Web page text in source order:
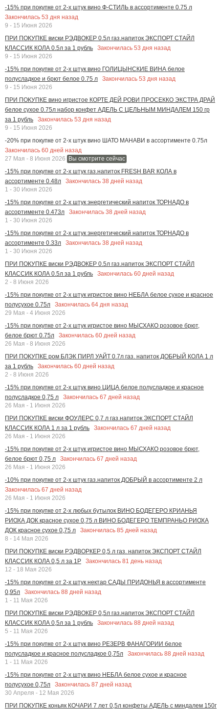
-15% при покупке от 2-х штук вино Ф-СТИЛЬ в ассортименте 0.75 л
Закончилась 53 дня назад
9 - 15 Июня 2026
ПРИ ПОКУПКЕ виски РЭДВОКЕР 0.5л газ.напиток ЭКСПОРТ СТАЙЛ
КЛАССИК КОЛА 0.5л за 1 рубль
Закончилась 53 дня назад
9 - 15 Июня 2026
-15% при покупке от 2-х штук вино ГОЛИЦЫНСКИЕ ВИНА белое
полусладкое и брют белое 0.75 л
Закончилась 53 дня назад
9 - 15 Июня 2026
ПРИ ПОКУПКЕ вино игристое КОРТЕ ДЕЙ РОВИ ПРОСЕККО ЭКСТРА ДРАЙ
белое сухое 0.75л набор конфет АДЕЛЬ С ЦЕЛЬНЫМ МИНДАЛЕМ 150 гр
за 1 рубль
Закончилась 53 дня назад
9 - 15 Июня 2026
-20% при покупке от 2-х штук вино ШАТО МАНАВИ в ассортименте 0.75л
Закончилась 60 дней назад
27 Мая - 8 Июня 2026
Вы смотрите сейчас
-15% при покупке от 2-х штук газ.напиток FRESH BAR КОЛА в
ассортименте 0.48л
Закончилась 38 дней назад
1 - 30 Июня 2026
-15% при покупке от 2-х штук энергетический напиток ТОРНАДО в
ассортименте 0.473л
Закончилась 38 дней назад
1 - 30 Июня 2026
-15% при покупке от 2-х штук энергетический напиток ТОРНАДО в
ассортименте 0.33л
Закончилась 38 дней назад
1 - 30 Июня 2026
ПРИ ПОКУПКЕ виски РЭДВОКЕР 0.5л газ.напиток ЭКСПОРТ СТАЙЛ
КЛАССИК КОЛА 0.5л за 1 рубль
Закончилась 60 дней назад
2 - 8 Июня 2026
-15% при покупке от 2-х штук игристое вино НЕБЛА белое сухое и красное
полусухое 0.75л
Закончилась 64 дня назад
29 Мая - 4 Июня 2026
-15% при покупке от 2-х штук игристое вино МЫСХАКО розовое брют,
белое брют 0.75л
Закончилась 60 дней назад
26 Мая - 8 Июня 2026
ПРИ ПОКУПКЕ ром БЛЭК ПИРЛ УАЙТ 0.7л газ. напиток ДОБРЫЙ КОЛА 1 л
за 1 рубль
Закончилась 60 дней назад
2 - 8 Июня 2026
-15% при покупке от 2-х штук вино ЦИЦА белое полусладкое и красное
полусладкое 0,75 л
Закончилась 67 дней назад
26 Мая - 1 Июня 2026
ПРИ ПОКУПКЕ виски ФОУЛЕРС 0,7 л газ.напиток ЭКСПОРТ СТАЙЛ
КЛАССИК КОЛА 1 л за 1 рубль
Закончилась 67 дней назад
26 Мая - 1 Июня 2026
-15% при покупке от 2-х штук игристое вино МЫСХАКО розовое брют,
белое брют 0,75 л
Закончилась 67 дней назад
26 Мая - 1 Июня 2026
-10% при покупке от 2-х штук газ.напиток ДОБРЫЙ в ассортименте 2 л
Закончилась 67 дней назад
26 Мая - 1 Июня 2026
-15% при покупке от 2-х любых бутылок ВИНО БОДЕГЕРО КРИАНЬЯ
РИОХА ДОК красное сухое 0,75 л ВИНО БОДЕГЕРО ТЕМПРАНЬО РИОХА
ДОК красное сухое 0,75 л
Закончилась 85 дней назад
8 - 14 Мая 2026
ПРИ ПОКУПКЕ виски РЭДВОРКЕР 0,5 л газ. напиток ЭКСПОРТ СТАЙЛ
КЛАССИК КОЛА 0,5 л за 1Р
Закончилась 81 день назад
12 - 18 Мая 2026
-15% при покупке от 2-х штук нектар САДЫ ПРИДОНЬЯ в ассортименте
0,95л
Закончилась 88 дней назад
1 - 11 Мая 2026
ПРИ ПОКУПКЕ виски РЭДВОКЕР 0,5л газ.напиток ЭКСПОРТ СТАЙЛ
КЛАССИК КОЛА 0,5л за 1 рубль
Закончилась 88 дней назад
5 - 11 Мая 2026
-15% при покупке от 2-х штук вино РЕЗЕРВ ФАНАГОРИИ белое
полусладкое и красное полусладкое 0,75л
Закончилась 88 дней назад
1 - 11 Мая 2026
-15% при покупке от 2-х штук вино НЕБЛА белое сухое и красное
полусухое 0,75л
Закончилась 87 дней назад
30 Апреля - 12 Мая 2026
ПРИ ПОКУПКЕ коньяк КОЧАРИ 7 лет 0,5л конфеты АДЕЛЬ с миндалем 150г